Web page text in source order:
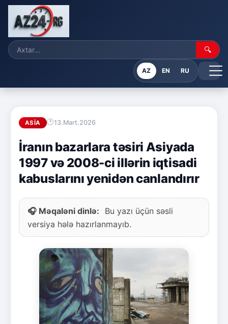
🔍
AZ EN RU
ASIA 13.Mart.2026
İranın bazarlara təsiri Asiyada
1997 və 2008-ci illərin iqtisadi
kabuslarını yenidən canlandırır
🎧 Məqaləni dinlə:
Bu yazı üçün səsli
versiya hələ hazırlanmayıb.